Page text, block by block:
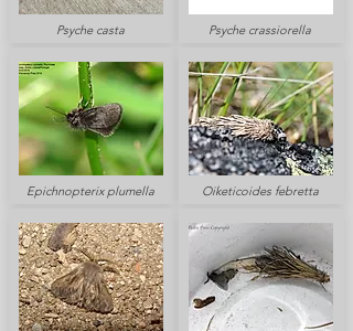
Psyche casta
Epichnopterix plumella
Psyche crassiorella
Oiketicoides febretta